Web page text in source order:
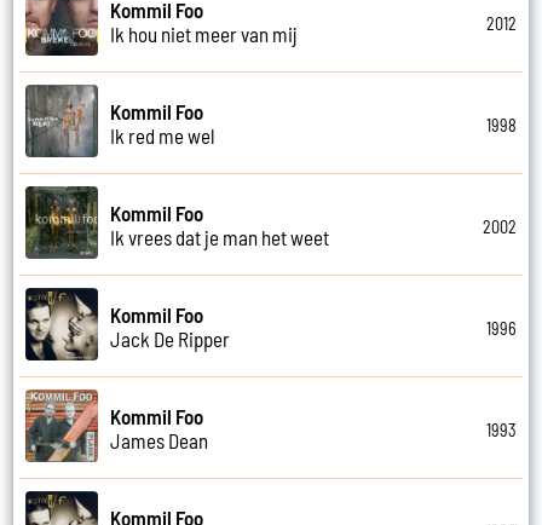
Kommil Foo
Ik hou niet meer van mij
2012
Kommil Foo
Ik red me wel
1998
Kommil Foo
Ik vrees dat je man het weet
2002
Kommil Foo
Jack De Ripper
1996
Kommil Foo
James Dean
1993
Kommil Foo